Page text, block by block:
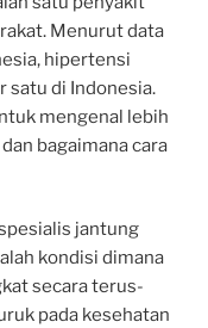
Menurut data
hipertensi
satu di Indonesia.
mengenal lebih
bagaimana cara
jantung
kondisi dimana
secara terus-
pada kesehatan